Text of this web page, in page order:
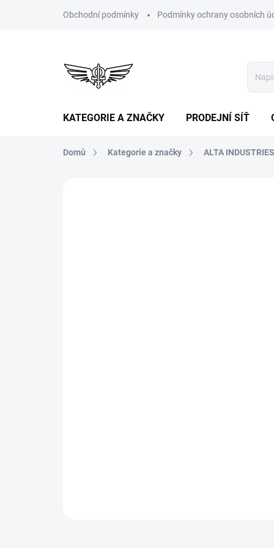
Obchodní podmínky Podmínky ochrany osobních
KATEGORIE A ZNAČKY PRODEJNÍ SÍŤ
Domů Kategorie a značky ALTA